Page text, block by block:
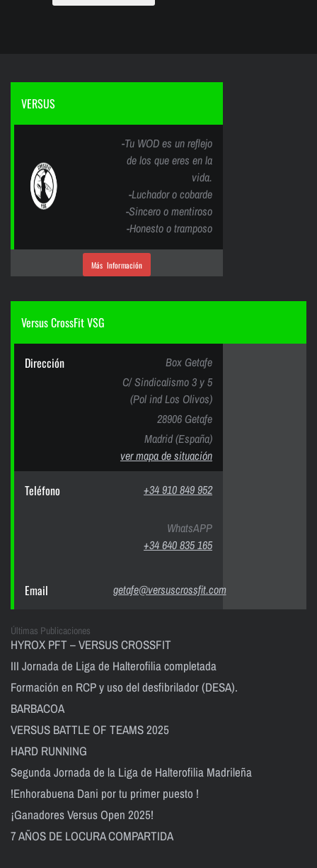
VERSUS
-Tu WOD es un reflejo
de los que eres en la
vida.
-Luchador o cobarde
-Sincero o mentiroso
-Honesto o tramposo
Más Información
Versus CrossFit VSG
Dirección
Box Getafe
C/ Sindicalismo 3 y 5
(Pol ind Los Olivos)
28906 Getafe
Madrid (España)
ver mapa de situación
Teléfono +34 910 849 952
WhatsAPP
+34 640 835 165
Email getafe@versuscrossfit.com
Últimas Publicaciones
HYROX PFT – VERSUS CROSSFIT
III Jornada de Liga de Halterofilia completada
Formación en RCP y uso del desfibrilador (DESA).
BARBACOA
VERSUS BATTLE OF TEAMS 2025
HARD RUNNING
Segunda Jornada de la Liga de Halterofilia Madrileña
!Enhorabuena Dani por tu primer puesto !
¡Ganadores Versus Open 2025!
7 AÑOS DE LOCURA COMPARTIDA